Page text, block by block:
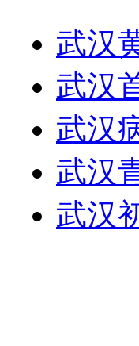
武汉
武汉
武汉
武汉
武汉